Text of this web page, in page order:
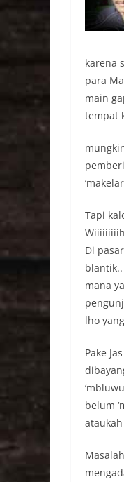
karena
para
main
tempat
Tapi
Di
mana
lho
Pake
belum